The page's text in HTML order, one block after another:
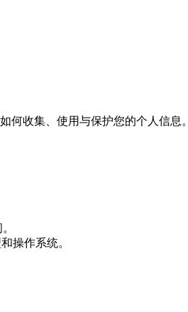
何收集、使用与保护您的个人信息。
操作系统。